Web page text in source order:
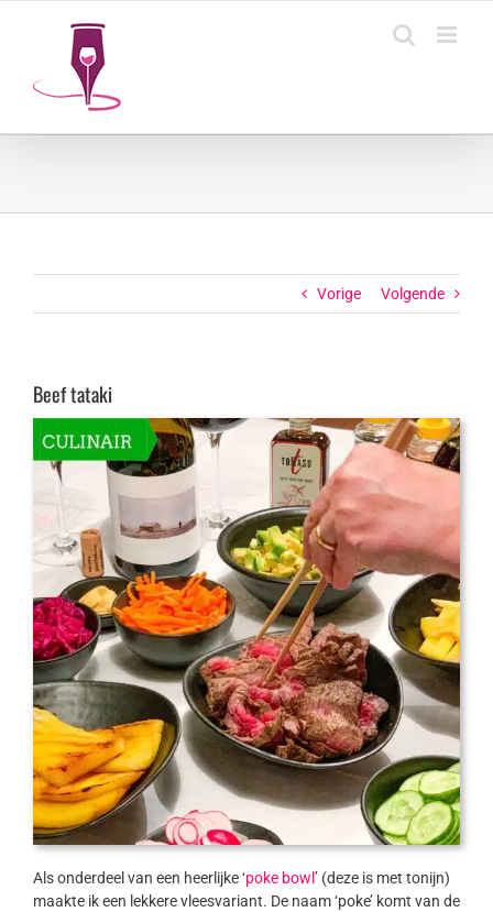
Vorige Volgende
Beef tataki
Als onderdeel van een heerlijke ‘poke bowl ’ (deze is met tonijn)
maakte ik een lekkere vleesvariant. De naam ‘poke’ komt van de